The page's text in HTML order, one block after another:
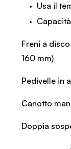
Usa il
Freni a
160 mm)
Pedivelle in
Canotto
Doppia